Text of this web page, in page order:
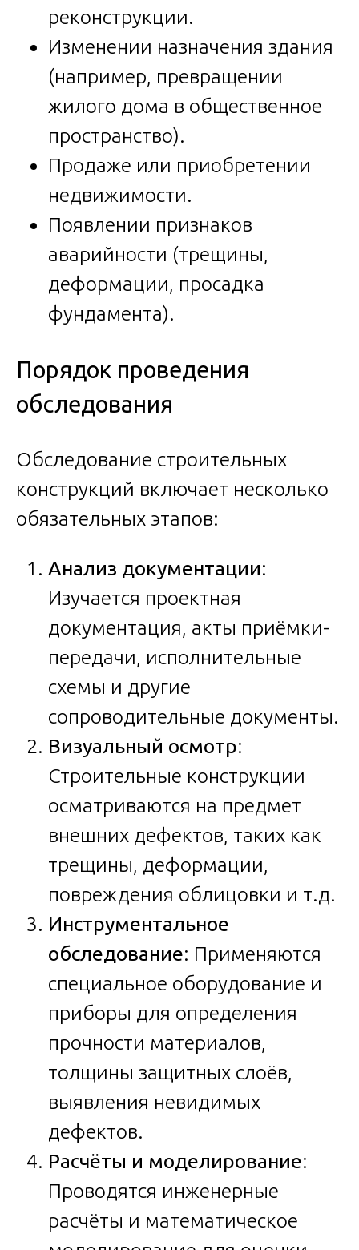
реконструкции.
Изменении назначения здания
(например, превращении
жилого дома в общественное
пространство).
Продаже или приобретении
недвижимости.
Появлении признаков
аварийности (трещины,
деформации, просадка
фундамента).
Порядок проведения
обследования
Обследование строительных
конструкций включает несколько
обязательных этапов:
Анализ документации:
Изучается проектная
документация, акты приёмки-
передачи, исполнительные
схемы и другие
сопроводительные документы.
Визуальный осмотр:
Строительные конструкции
осматриваются на предмет
внешних дефектов, таких как
трещины, деформации,
повреждения облицовки и т.д.
Инструментальное
обследование: Применяются
специальное оборудование и
приборы для определения
прочности материалов,
толщины защитных слоёв,
выявления невидимых
дефектов.
Расчёты и моделирование:
Проводятся инженерные
расчёты и математическое